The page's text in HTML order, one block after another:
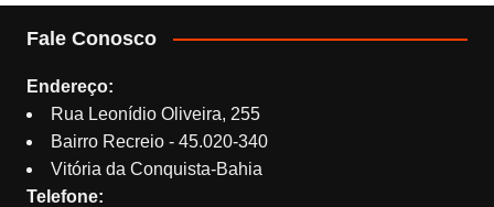
Fale Conosco
Endereço:
Rua Leonídio Oliveira, 255
Bairro Recreio - 45.020-340
Vitória da Conquista-Bahia
Telefone: